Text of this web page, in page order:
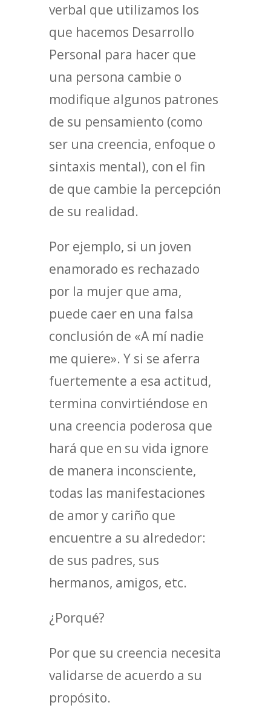
verbal que utilizamos los
que hacemos Desarrollo
Personal para hacer que
una persona cambie o
modifique algunos patrones
de su pensamiento (como
ser una creencia, enfoque o
sintaxis mental), con el fin
de que cambie la percepción
de su realidad.
Por ejemplo, si un joven
enamorado es rechazado
por la mujer que ama,
puede caer en una falsa
conclusión de «A mí nadie
me quiere». Y si se aferra
fuertemente a esa actitud,
termina convirtiéndose en
una creencia poderosa que
hará que en su vida ignore
de manera inconsciente,
todas las manifestaciones
de amor y cariño que
encuentre a su alrededor:
de sus padres, sus
hermanos, amigos, etc.
¿Porqué?
Por que su creencia necesita
validarse de acuerdo a su
propósito.